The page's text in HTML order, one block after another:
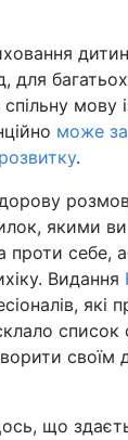
Політика
Світ
Лайт
Інциденти
Туризм
Погода
для багатьох
мову
може
.
якими
проти себе,
Видання
які
список
своїм
що